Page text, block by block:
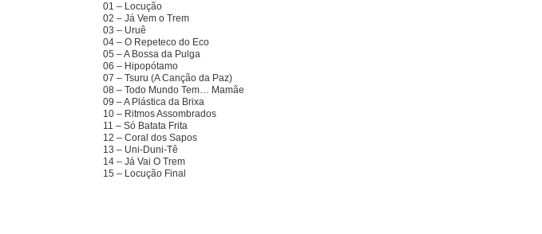
01 – Locução
02 – Já Vem o Trem
03 – Uruê
04 – O Repeteco do Eco
05 – A Bossa da Pulga
06 – Hipopótamo
07 – Tsuru (A Canção da Paz)
08 – Todo Mundo Tem… Mamãe
09 – A Plástica da Brixa
10 – Ritmos Assombrados
11 – Só Batata Frita
12 – Coral dos Sapos
13 – Uni-Duni-Tê
14 – Já Vai O Trem
15 – Locução Final